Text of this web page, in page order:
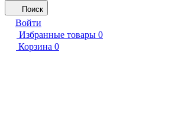
Поиск
Войти
Избранные товары 0
Корзина 0